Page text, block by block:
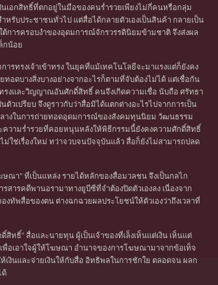
เอกสิทธิ์ที่ตกอยู่ในมือของคนร่ำรวยเพียงไม่กี่คนหรือกลุ่ม
รับประชาชนทั่วไป แต่สื่อได้กลายตัวเองเป็นสินค้า กลายเป็น
การครอบงำของอุดมการณ์จักรวรรดินิยมข้ามชาติ จึงส่งผล
กน้อย
รทรงเจ้าเข้าทรง ในยุคที่แม้เทคโนโลยีจะมาแรงแต่ก็ยังคง
ดบางสิ่งบางอย่างจากอะไรก็ตามที่จับต้องไม่ได้ แต่เชื่อกัน
รงและวิญญาณอันศักดิ์สิทธิ์ คนจึงเกิดความเชื่อ นับถือ ศรัทธา
วเปรียบ จึงดูราวกับว่าสื่อมิได้แตกต่างอะไรไปจากการเป็น
ลางในการถ่ายทอดอุดมการณ์ของสังคมทุนนิยม วัฒนธรรม
วามร่ำรวยที่คอยหนุนหลังให้พิธีกรรมนี้ยังคงความศักดิ์สิทธิ์
ใช่เรื่องใหม่ ทว่าจวบจนปัจจุบันแล้ว สื่อก็ยังไม่สามารถปลด
ณา" ที่เป็นแหล่ง รายได้หลักของสื่อมวลชน จึงเป็นกลไก
ารคดีพานอรามาทางยูบีซีที่จำต้องปิดตัวเองลง เนื่องจาก
พสื่อของตน ต่างฉกฉวยผลประโยชน์ให้ตัวเองว่าถึงเวลาที่
ทธิ์" สื่อและนายทุน ผู้เป็นเจ้าของที่เล็งเห็นแต่เงิน เห็นแต่
พื่อเอาใจผู้ให้โฆษณา อำนาจของการโฆษณามาจากข้อเท็จ
งินและจ่ายเงินให้กับสื่อ อิทธิพลในการชักใย ตลอดจน ผลก
ด้